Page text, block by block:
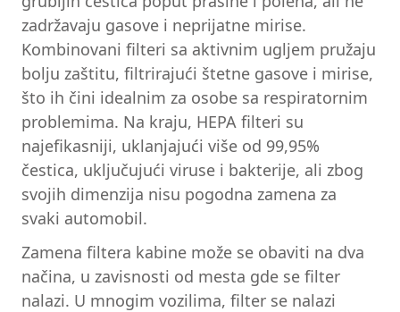
zadržavaju gasove i neprijatne mirise.
Kombinovani filteri sa aktivnim ugljem pružaju
bolju zaštitu, filtrirajući štetne gasove i mirise,
što ih čini idealnim za osobe sa respiratornim
problemima. Na kraju, HEPA filteri su
najefikasniji, uklanjajući više od 99,95%
čestica, uključujući viruse i bakterije, ali zbog
svojih dimenzija nisu pogodna zamena za
svaki automobil.
Zamena filtera kabine može se obaviti na dva
načina, u zavisnosti od mesta gde se filter
nalazi. U mnogim vozilima, filter se nalazi